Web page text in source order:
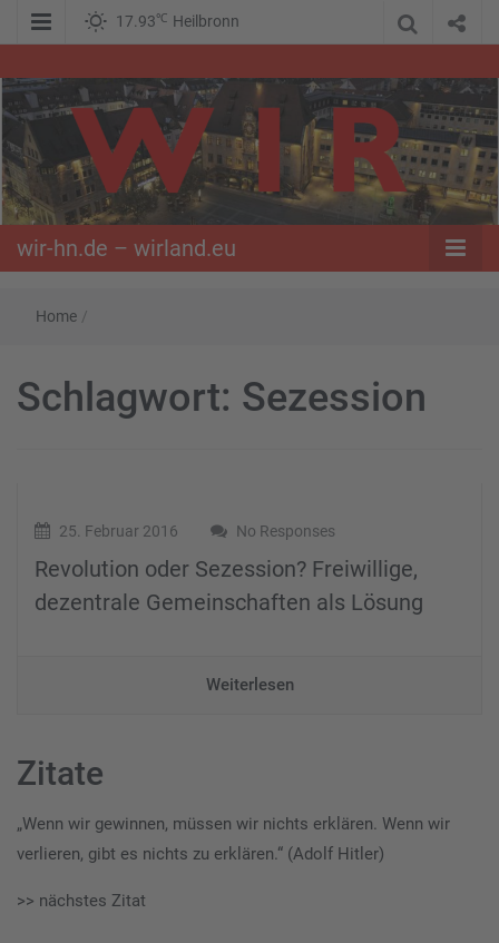
17.93℃ Heilbronn
wir-hn.de –
wirland.eu
wir-hn.de – wirland.eu
Home /
Schlagwort: Sezession
25. Februar 2016 No Responses
Revolution oder Sezession? Freiwillige,
dezentrale Gemeinschaften als Lösung
Weiterlesen
Zitate
„Wenn wir gewinnen, müssen wir nichts erklären. Wenn wir
verlieren, gibt es nichts zu erklären.“ (Adolf Hitler)
>> nächstes Zitat